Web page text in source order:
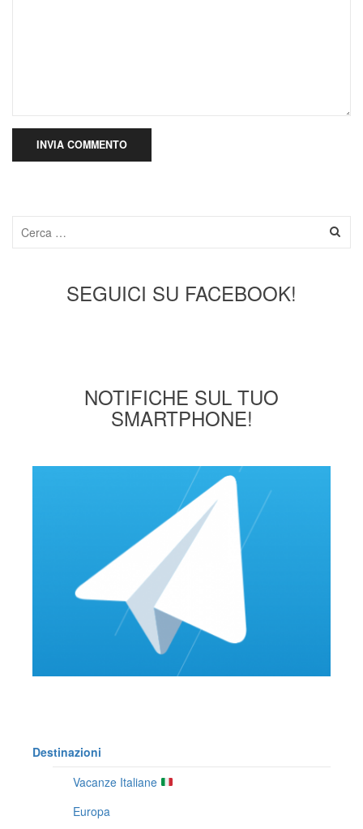
SEGUICI SU FACEBOOK!
NOTIFICHE SUL TUO
SMARTPHONE!
Destinazioni
Vacanze Italiane
Europa